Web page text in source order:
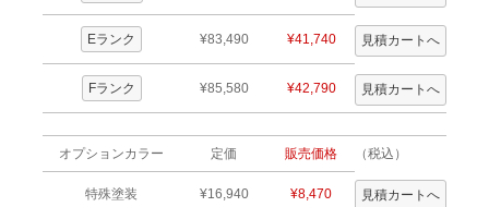
Eランク ¥83,490 ¥41,740
Fランク ¥85,580 ¥42,790
オプションカラー 定価 販売価格 （税込）
特殊塗装 ¥16,940 ¥8,470